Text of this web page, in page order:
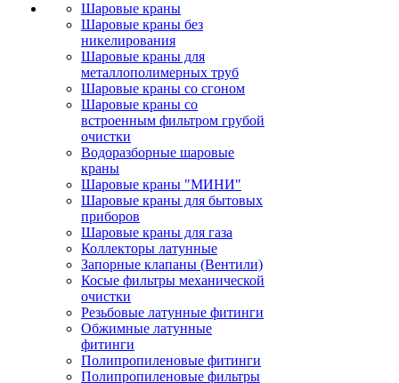
Шаровые краны
Шаровые краны без
никелирования
Шаровые краны для
металлополимерных труб
Шаровые краны со сгоном
Шаровые краны со
встроенным фильтром грубой
очистки
Водоразборные шаровые
краны
Шаровые краны "МИНИ"
Шаровые краны для бытовых
приборов
Шаровые краны для газа
Коллекторы латунные
Запорные клапаны (Вентили)
Косые фильтры механической
очистки
Резьбовые латунные фитинги
Обжимные латунные
фитинги
Полипропиленовые фитинги
Полипропиленовые фильтры